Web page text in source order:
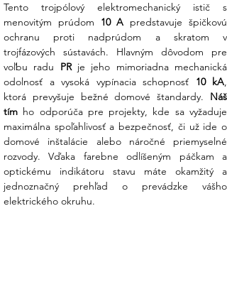
správnou voľbou?
Všestrannosť AC/DC:Na rozdiel od
bežných ističov, tento model Siemens je
certifikovaný pre prevádzku v
striedavých (AC) aj jednosmerných (DC)
obvodoch.
To z neho robí ideálneho pomocníka pri
špecifických priemyselných aplikáciách,
kde sa vyžaduje spoľahlivé prerušenie
prúdu pri menovitom napätí DC až 60 V.
Včasná reakcia na poruchy:
Tento trojpólový elektromechanický istič s
menovitým prúdom 10 A predstavuje špičkovú
ochranu proti nadprúdom a skratom v
trojfázových sústavách. Hlavným dôvodom pre
voľbu radu PR je jeho mimoriadna mechanická
odolnosť a vysoká vypínacia schopnosť 10 kA,
ktorá prevyšuje bežné domové štandardy. Náš
tím ho odporúča pre projekty, kde sa vyžaduje
maximálna spoľahlivosť a bezpečnosť, či už ide o
domové inštalácie alebo náročné priemyselné
rozvody. Vďaka farebne odlíšeným páčkam a
optickému indikátoru stavu máte okamžitý a
jednoznačný prehľad o prevádzke vášho
elektrického okruhu.